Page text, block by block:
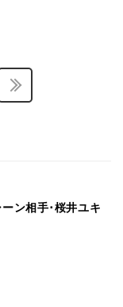
ン相手･桜井ユキ